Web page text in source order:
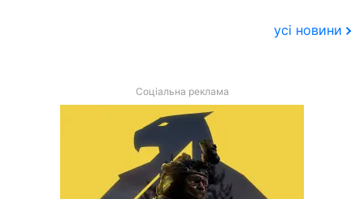
усі новини
Соціальна реклама